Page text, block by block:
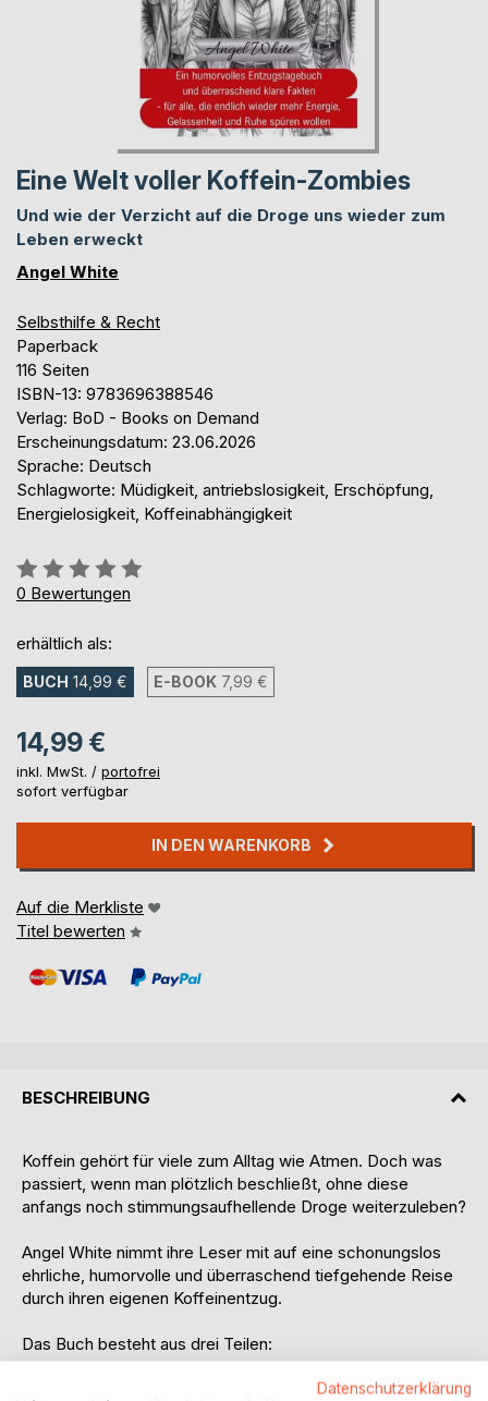
Eine Welt voller Koffein-Zombies
Und wie der Verzicht auf die Droge uns wieder zum
Leben erweckt
Angel White
Selbsthilfe & Recht
Paperback
116 Seiten
ISBN-13: 9783696388546
Verlag: BoD - Books on Demand
Erscheinungsdatum: 23.06.2026
Sprache: Deutsch
Schlagworte: Müdigkeit, antriebslosigkeit, Erschöpfung,
Energielosigkeit, Koffeinabhängigkeit
Bewertung::
0%
0 Bewertungen
erhältlich als:
BUCH 14,99 € E-BOOK 7,99 €
14,99 €
inkl. MwSt. / portofrei
sofort verfügbar
IN DEN WARENKORB
Auf die Merkliste
Titel bewerten
BESCHREIBUNG
Koffein gehört für viele zum Alltag wie Atmen. Doch was
passiert, wenn man plötzlich beschließt, ohne diese
anfangs noch stimmungsaufhellende Droge weiterzuleben?
Angel White nimmt ihre Leser mit auf eine schonungslos
ehrliche, humorvolle und überraschend tiefgehende Reise
durch ihren eigenen Koffeinentzug.
Das Buch besteht aus drei Teilen:
Teil 1 erzählt von der persönlichen Beziehung der Autorin zu
Datenschutzerklärung